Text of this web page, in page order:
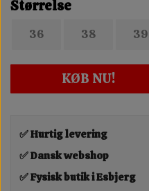
Størrelse
36 38 39
KØB NU!
✅ Hurtig levering
✅ Dansk webshop
✅ Fysisk butik i Esbjerg